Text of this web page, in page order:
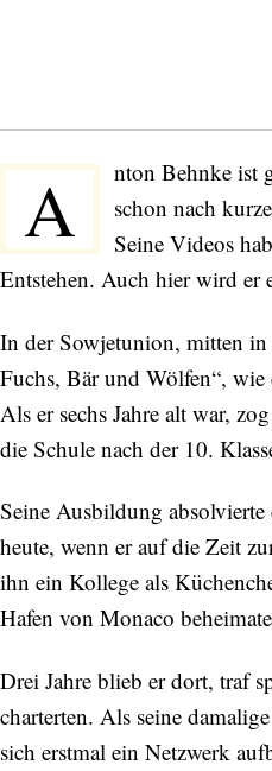
A
nton Behnke ist
schon nach
Seine Videos
Entstehen. Auch hier wird er
In der Sowjetunion, mitten
Fuchs, Bär und Wölfen“,
Als er sechs Jahre alt war,
die Schule nach der 10.
Seine Ausbildung
heute, wenn er auf die Zeit
ihn ein Kollege als
Hafen von Monaco
Drei Jahre blieb er dort, traf
charterten. Als seine
sich erstmal ein Netzwerk